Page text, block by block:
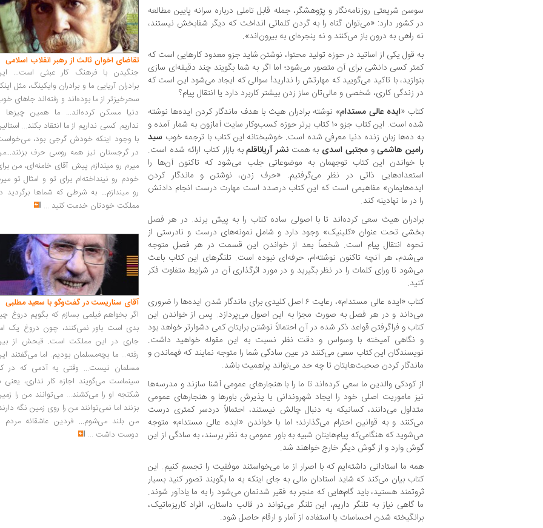
سوسن شریعتی روزنامه‌نگار و پژوهشگر، جمله قابل تاملی درباره سرانه پایین مطالعه
در کشور دارد: «می‌توان گناه را به گردن کلماتی انداخت که دیگر شفابخش نیستند،
نه راهی به درون باز می‌کنند و نه پنجره‌ای به بیرون‌اند».
به قول یکی از اساتید در حوزه تولید محتوا، نوشتن شاید جزو معدود کارهایی است که
کمتر کسی دانشی برای آن متصور می‌شود؛ اما اگر به شما بگویند چند دقیقه‌ای سازی
بنوازید، با تاکید می‌گویید که مهارتش را ندارید! سوالی که ایجاد می‌شود این است که
در زندگی کاری، شخصی و مالی‌تان ساز زدن بیشتر کاربرد دارد یا انتقال پیام؟
کتاب «ایده عالی مستدام» نوشته برادران هیث با هدف ماندگار کردن ایده‌ها نوشته
شده است. این کتاب جزو ۱۰ کتاب برتر حوزه کسب‌وکار سایت آمازون به شمار آمده و
به ده‌ها زبان زنده دنیا معرفی شده است. خوشبختانه این کتاب با ترجمه خوب سید
رامین هاشمیو مجتبی اسدی به همت نشر آریاناقلمبه بازار کتاب ارائه شده است.
با خواندن این کتاب توجهمان به موضوعاتی جلب می‌شود که تاکنون آن‌ها را
استعدادهایی ذاتی در نظر می‌گرفتیم. «حرف زدن، نوشتن و ماندگار کردن
ایده‌هایمان» مفاهیمی است که این کتاب درصدد است مهارت درست انجام دادنش
را در ما نهادینه کند.
برادران هیث سعی کرده‌اند تا با اصولی ساده کتاب را به پیش برند. در هر فصل
بخشی تحت عنوان «کلینیک» وجود دارد و شامل نمونه‌های درست و نادرستی از
نحوه انتقال پیام است. شخصاً بعد از خواندن این قسمت در هر فصل متوجه
می‌شدم، هر آنچه تاکنون نوشته‌ام، حرفه‌ای نبوده است. تلنگرهای این کتاب باعث
می‌شود تا ورای کلمات را در نظر بگیرید و در مورد اثرگذاری آن در شرایط متفاوت فکر
کنید.
کتاب «ایده عالی مستدام»، رعایت ۶ اصل کلیدی برای ماندگار شدن ایده‌ها را ضروری
می‌داند و در هر فصل به صورت مجزا به این اصول می‌پردازد. پس از خواندن این
کتاب و فراگرفتن قواعد ذکر شده در آن احتمالاً نوشتن برایتان کمی دشوارتر خواهد بود
و نگاهی آمیخته با وسواس و دقت نظر نسبت به این مقوله خواهید داشت.
نویسندگان این کتاب سعی می‌کنند در عین سادگی شما را متوجه نمایند که فهماندن و
ماندگار کردن صحبت‌هایتان تا چه حد می‌تواند پراهمیت باشد.
از کودکی والدین ما سعی کرده‌اند تا ما را با هنجارهای عمومی آشنا سازند و مدرسه‌ها
نیز ماموریت اصلی خود را ایجاد شهروندانی با پذیرش باورها و هنجارهای عمومی
متداول می‌دانند، کسانیکه به دنبال چالش نیستند، احتمالاً دردسر کمتری درست
می‌کنند و به قوانین احترام می‌گذارند؛ اما با خواندن «ایده عالی مستدام» متوجه
می‌شوید که هنگامی‌که پیام‌هایتان شبیه به باور عمومی به نظر برسند، به سادگی از این
گوش وارد و از گوش دیگر خارج خواهند شد.
همه ما استادانی داشته‌ایم که با اصرار از ما می‌خواستند موفقیت را تجسم کنیم. این
کتاب بیان می‌کند که شاید استادان مالی به جای اینکه به ما بگویند تصور کنید بسیار
ثروتمند هستید، باید گام‌هایی که منجر به فقیر شدنمان می‌شود را به ما یادآور شوند.
ما گاهی نیاز به تلنگر داریم، این تلنگر می‌تواند در قالب داستان، افراد کاریزماتیک،
برانگیخته شدن احساسات یا استفاده از آمار و ارقام حاصل شود.
تقاضای اخوان ثالث از رهبر انقلاب اسلامی
جنگیدن با فرهنگ کار عبثی است...
برادران آریایی ما و برادران وایکینگ، مثل
سحرخیزتر از ما بوده‌اند و رفته‌اند جاهای
دنیا مسکن کرده‌اند... ما همین چیزها
نداریم. کسی نداریم از ما انتقاد بکند...
با وجود اینکه خودش گرجی بود،
در گرجستان نیز همه روسی حرف
میرم رو میندازم پیش آقای خامنه‌ای، من
خودم رو نینداخته‌ام برای تو و امثال تو
رو میندازم... به شرطی که شماها برگردید
مملکت خودتان خدمت کنید ...
آقای سناریست در گفت‌وگو با سعید مطلبی
اگر بخواهم فیلمی بسازم که بگویم دروغ
بدی است باور نمی‌کنند، چون دروغ یک
جاری در این مملکت است. قبحش از
رفته... ما بچه‌مسلمان بودیم. اما می‌گفتند
مسلمان نیست... وقتی به آدمی که در
سینماست می‌گویند اجازه کار نداری، یعنی
شکنجه او را می‌کشند... می‌توانند من را
بزنند اما نمی‌توانند من را روی زمین نگه
من بلند می‌شوم... فردین عاشقانه مردم
دوست داشت ...